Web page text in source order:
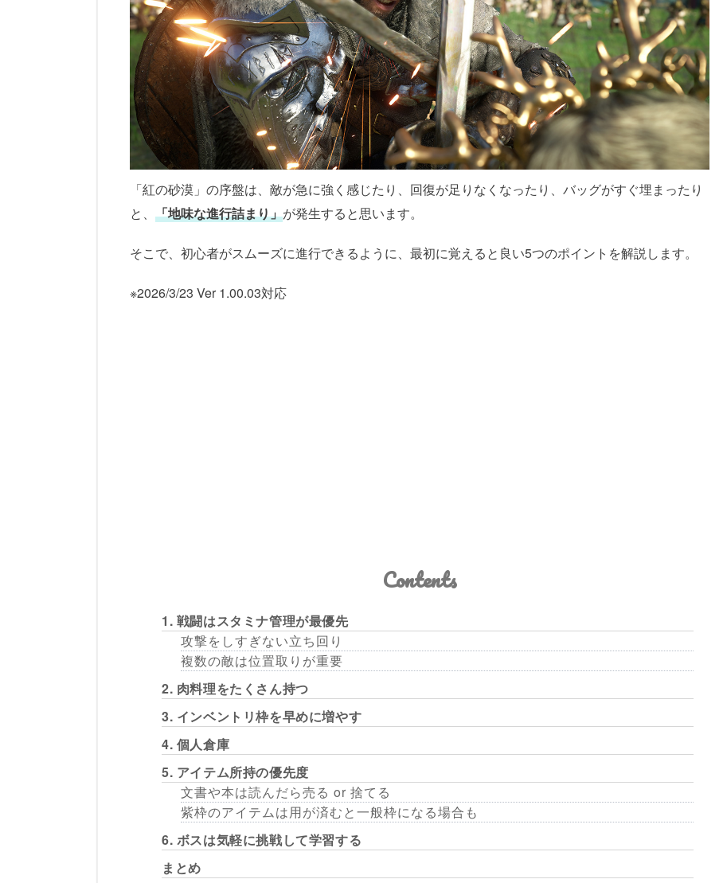
「紅の砂漠」の序盤は、敵が急に強く感じたり、回復が足りなくなったり、バッグがすぐ埋まったり
と、 「地味な進行詰まり」が発生すると思います。
そこで、初心者がスムーズに進行できるように、最初に覚えると良い5つのポイントを解説します。
※2026/3/23 Ver 1.00.03対応
Contents
1. 戦闘はスタミナ管理が最優先
攻撃をしすぎない立ち回り
複数の敵は位置取りが重要
2. 肉料理をたくさん持つ
3. インベントリ枠を早めに増やす
4. 個人倉庫
5. アイテム所持の優先度
文書や本は読んだら売る or 捨てる
紫枠のアイテムは用が済むと一般枠になる場合も
6. ボスは気軽に挑戦して学習する
まとめ